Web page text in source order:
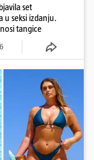
set
seksi izdanju.
tangice